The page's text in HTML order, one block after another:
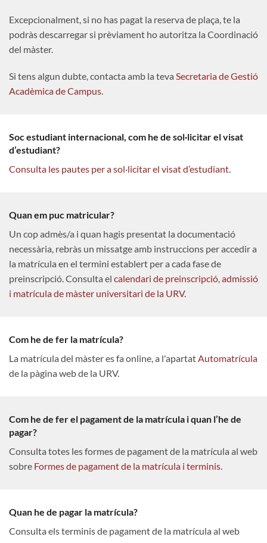
Excepcionalment, si no has pagat la reserva de plaça, te la
podràs descarregar si prèviament ho autoritza la Coordinació
del màster.
Si tens algun dubte, contacta amb la teva Secretaria de Gestió
Acadèmica de Campus.
Soc estudiant internacional, com he de sol·licitar el visat
d’estudiant?
Consulta les pautes per a sol·licitar el visat d’estudiant.
Quan em puc matricular?
Un cop admès/a i quan hagis presentat la documentació
necessària, rebràs un missatge amb instruccions per accedir a
la matrícula en el termini establert per a cada fase de
preinscripció. Consulta el calendari de preinscripció, admissió
i matrícula de màster universitari de la URV.
Com he de fer la matrícula?
La matrícula del màster es fa online, a l'apartatAutomatrícula
de la pàgina web de la URV.
Com he de fer el pagament de la matrícula i quan l’he de
pagar?
Consulta totes les formes de pagament de la matrícula al web
sobre Formes de pagament de la matrícula i terminis.
Quan he de pagar la matrícula?
Consulta els terminis de pagament de la matrícula al web